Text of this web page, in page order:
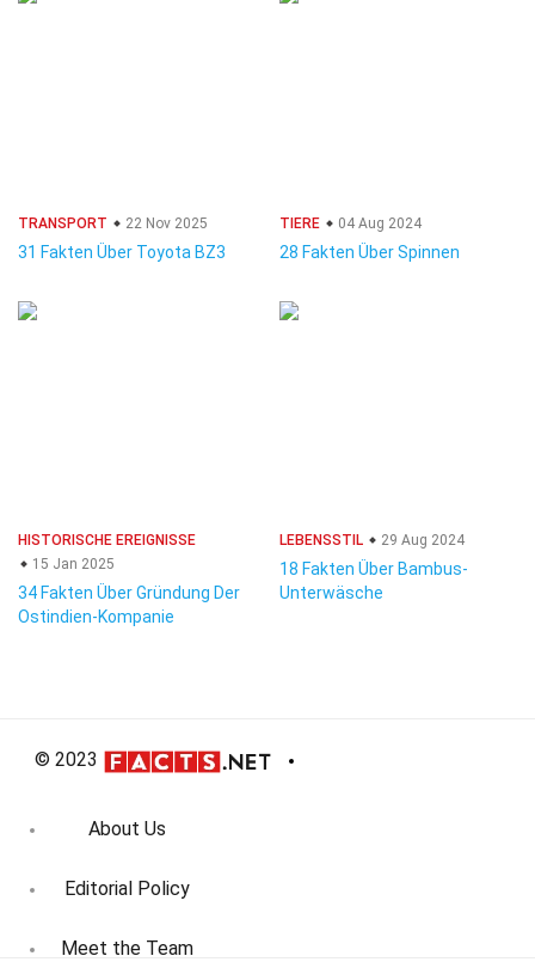
TRANSPORT 22 Nov 2025
31 Fakten Über Toyota BZ3
TIERE 04 Aug 2024
28 Fakten Über Spinnen
HISTORISCHE EREIGNISSE
15 Jan 2025
34 Fakten Über Gründung Der
Ostindien-Kompanie
LEBENSSTIL 29 Aug 2024
18 Fakten Über Bambus-
Unterwäsche
© 2023
About Us
Editorial Policy
Meet the Team